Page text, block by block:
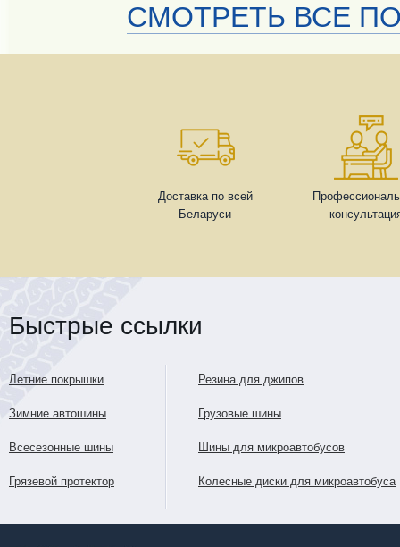
СМОТРЕТЬ ВСЕ
Доставка по всей
Беларуси
Быстрые ссылки
Летние покрышки
Зимние автошины
Всесезонные шины
Грязевой протектор
Резина для джипов
Грузовые шины
Шины для микроавтобусов
Колесные диски для микроавтобуса